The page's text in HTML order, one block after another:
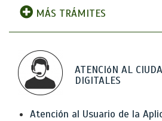
MÁS TRÁMITES
ATENCIóN AL
DIGITALES
Atención al Usuario de la